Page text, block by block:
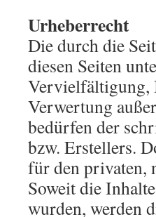
Urheberrecht
Die durch die
diesen Seiten
Vervielfältigung,
Verwertung
bedürfen der
bzw. Erstellers.
für den privaten,
Soweit die
wurden, werden